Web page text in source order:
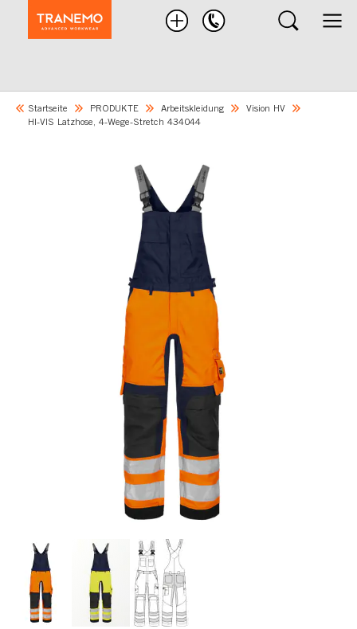
Produkten
Startseite PRODUKTE Arbeitskleidung
Vision HV
HI-VIS Latzhose, 4-Wege-Stretch 434044